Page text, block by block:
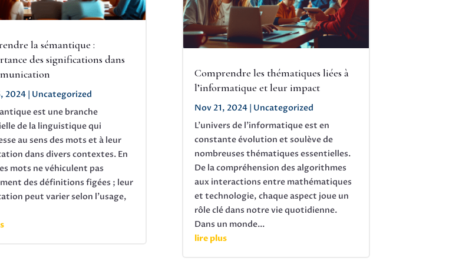
la sémantique :
des significations dans
2024| Uncategorized
est une branche
de la linguistique qui
au sens des mots et à leur
dans divers contextes. En
mots ne véhiculent pas
des définitions figées ; leur
peut varier selon l'usage,
Comprendre les thématiques liées à
l’informatique et leur impact
Nov 21, 2024| Uncategorized
L'univers de l'informatique est en
constante évolution et soulève de
nombreuses thématiques essentielles.
De la compréhension des algorithmes
aux interactions entre mathématiques
et technologie, chaque aspect joue un
rôle clé dans notre vie quotidienne.
Dans un monde...
lire plus